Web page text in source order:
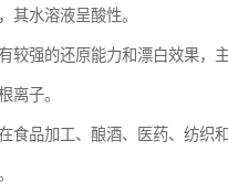
其水溶液呈酸性。
较强的还原能力和漂白效果，
离子。
食品加工、酿酒、医药、纺织